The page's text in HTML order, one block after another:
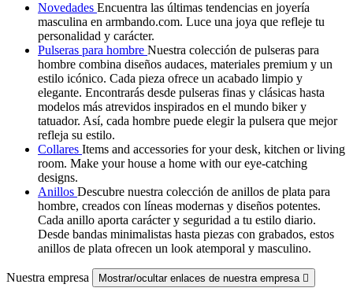
Novedades Encuentra las últimas tendencias en joyería
masculina en armbando.com. Luce una joya que refleje tu
personalidad y carácter.
Pulseras para hombre Nuestra colección de pulseras para
hombre combina diseños audaces, materiales premium y un
estilo icónico. Cada pieza ofrece un acabado limpio y
elegante. Encontrarás desde pulseras finas y clásicas hasta
modelos más atrevidos inspirados en el mundo biker y
tatuador. Así, cada hombre puede elegir la pulsera que mejor
refleja su estilo.
Collares Items and accessories for your desk, kitchen or living
room. Make your house a home with our eye-catching
designs.
Anillos Descubre nuestra colección de anillos de plata para
hombre, creados con líneas modernas y diseños potentes.
Cada anillo aporta carácter y seguridad a tu estilo diario.
Desde bandas minimalistas hasta piezas con grabados, estos
anillos de plata ofrecen un look atemporal y masculino.
Nuestra empresa Mostrar/ocultar enlaces de nuestra empresa 